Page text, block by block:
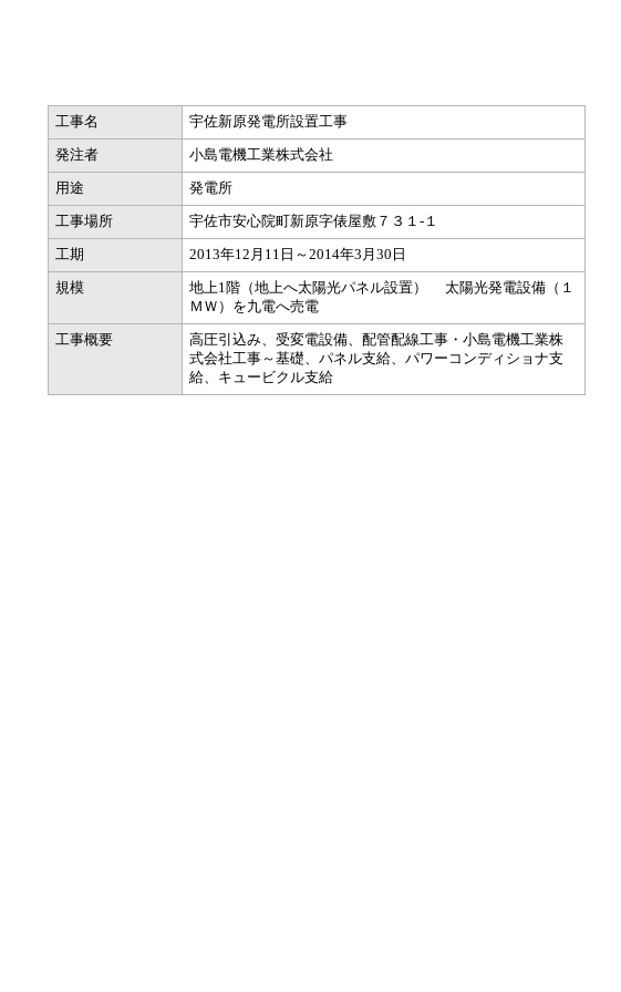
工事名 宇佐新原発電所設置工事
発注者 小島電機工業株式会社
用途 発電所
工事場所 宇佐市安心院町新原字俵屋敷７３１-１
工期 2013年12月11日～2014年3月30日
規模
地上1階（地上へ太陽光パネル設置） 太陽光発電設備（１
ＭＷ）を九電へ売電
工事概要
高圧引込み、受変電設備、配管配線工事・小島電機工業株
式会社工事～基礎、パネル支給、パワーコンディショナ支
給、キュービクル支給